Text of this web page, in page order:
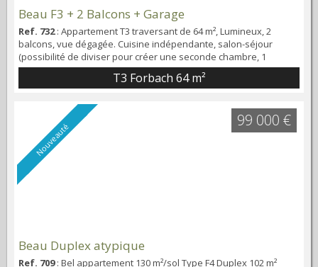
Beau F3 + 2 Balcons + Garage
Ref. 732: Appartement T3 traversant de 64 m², Lumineux, 2
balcons, vue dégagée. Cuisine indépendante, salon-séjour
(possibilité de diviser pour créer une seconde chambre, 1
chambre, salle de bains moderne. Ascenseur, Box sous-sol
privatif, cave. Proximité école et supermarché.
T3 Forbach 64 m²
Nouveauté
Beau Duplex atypique
Ref. 709: Bel appartement 130 m²/sol Type F4 Duplex 102 m²
99 000 €